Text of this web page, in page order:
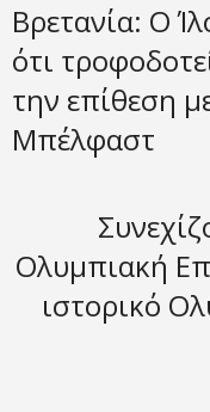
Βρετανία: Ο
ότι
την επίθεση
Μπέλφαστ
Ολυμπιακή
ιστορικό